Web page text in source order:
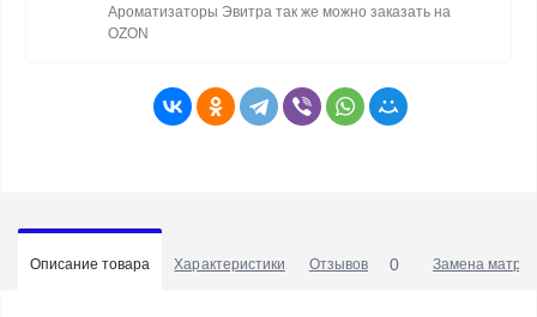
Ароматизаторы Эвитра так же можно заказать на
OZON
Описание товара Характеристики Отзывов 0 Замена